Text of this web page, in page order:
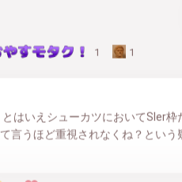
1 1
とはいえシューカツにおいてSIer
て言うほど重視されなくね？とい